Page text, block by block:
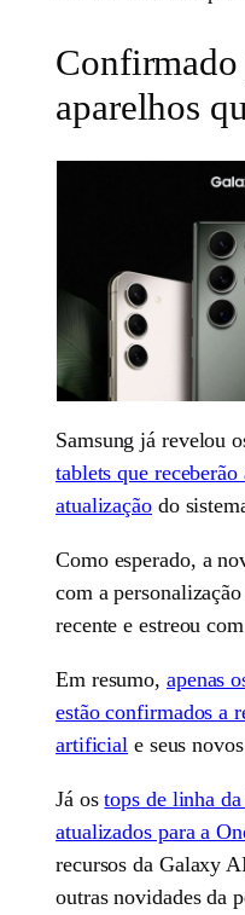
aparelhos
Samsung já revelou
tablets que
atualizaçãodo
Como esperado, a
com a
recente e estreou
Em resumo, apenas
estão confirmados a
artificial e seus
Já ostops de linha
atualizados para a
recursos da Galaxy
outras novidades da